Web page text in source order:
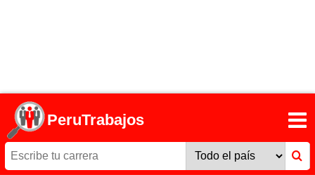
PeruTrabajos